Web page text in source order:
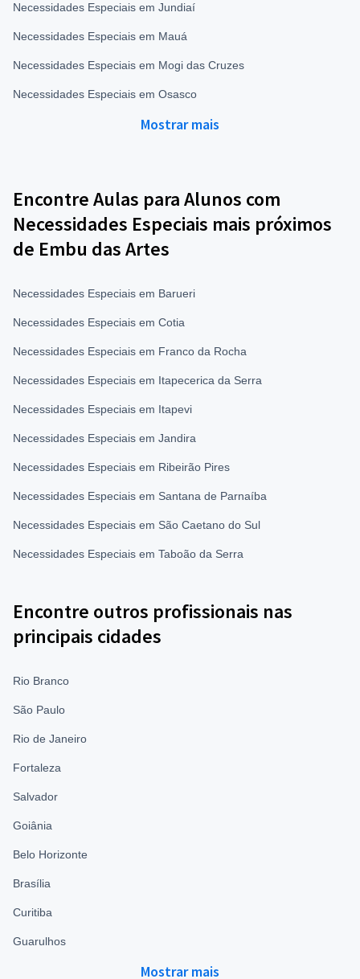
Necessidades Especiais em Jundiaí
Necessidades Especiais em Mauá
Necessidades Especiais em Mogi das Cruzes
Necessidades Especiais em Osasco
Mostrar mais
Encontre Aulas para Alunos com
Necessidades Especiais mais próximos
de Embu das Artes
Necessidades Especiais em Barueri
Necessidades Especiais em Cotia
Necessidades Especiais em Franco da Rocha
Necessidades Especiais em Itapecerica da Serra
Necessidades Especiais em Itapevi
Necessidades Especiais em Jandira
Necessidades Especiais em Ribeirão Pires
Necessidades Especiais em Santana de Parnaíba
Necessidades Especiais em São Caetano do Sul
Necessidades Especiais em Taboão da Serra
Encontre outros profissionais nas
principais cidades
Rio Branco
São Paulo
Rio de Janeiro
Fortaleza
Salvador
Goiânia
Belo Horizonte
Brasília
Curitiba
Guarulhos
Mostrar mais